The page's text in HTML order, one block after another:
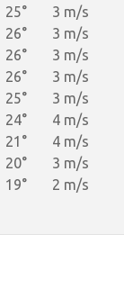
25°
3 m/s
26°
3 m/s
26°
3 m/s
26°
3 m/s
25°
3 m/s
24°
4 m/s
21°
4 m/s
20°
3 m/s
19° 2 m/s